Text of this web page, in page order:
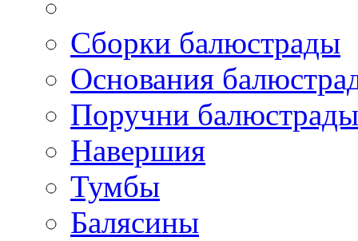
Сборки балюстрады
Основания
Поручни балюстрады
Навершия
Тумбы
Балясины